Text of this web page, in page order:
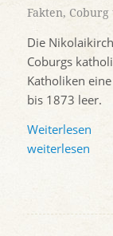
Fakten,
Die
Coburgs
Katholiken
bis 1873 leer.
Weiterlesen
weiterlesen